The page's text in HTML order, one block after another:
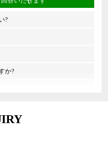
?
か?